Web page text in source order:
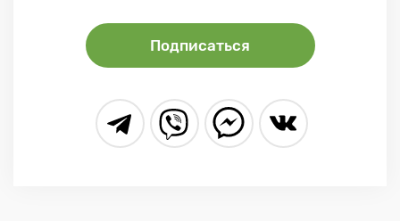
Подписаться